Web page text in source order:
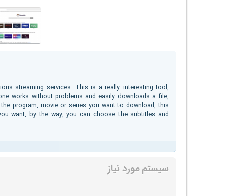
streaming services. This is a really interesting tool,
works without problems and easily downloads a file,
program, movie or series you want to download, this
want, by the way, you can choose the subtitles and
سیستم مورد نیاز